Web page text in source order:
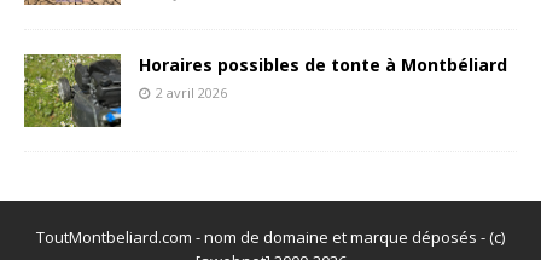
Horaires possibles de tonte à Montbéliard
2 avril 2026
ToutMontbeliard.com - nom de domaine et marque déposés - (c)